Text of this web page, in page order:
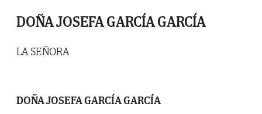
DOÑA JOSEFA GARCÍA GARCÍA
LA SEÑORA
DOÑA JOSEFA GARCÍA GARCÍA